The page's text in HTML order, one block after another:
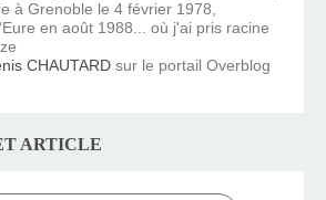
à Grenoble le 4 février 1978,
en août 1988... où j'ai pris racine
CHAUTARD sur le portail Overblog
ARTICLE